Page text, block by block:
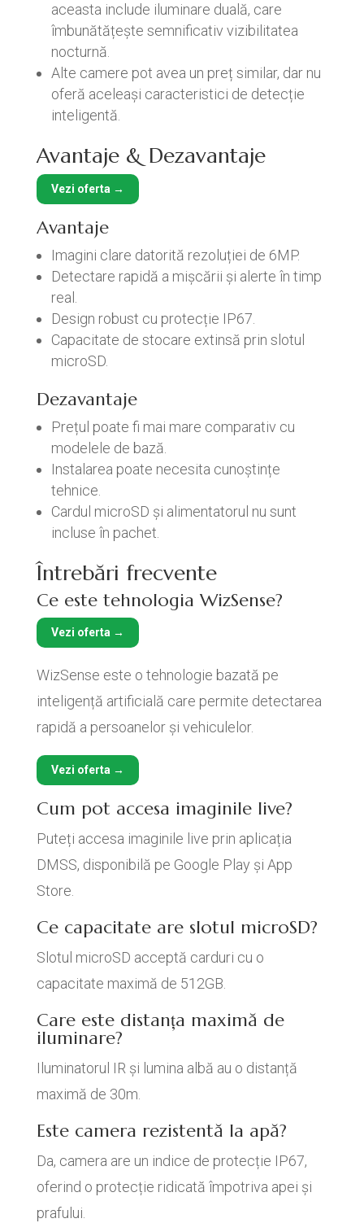
aceasta include iluminare duală, care
îmbunătățește semnificativ vizibilitatea
nocturnă.
Alte camere pot avea un preț similar, dar nu
oferă aceleași caracteristici de detecție
inteligentă.
Avantaje & Dezavantaje
Vezi oferta →
Avantaje
Imagini clare datorită rezoluției de 6MP.
Detectare rapidă a mișcării și alerte în timp
real.
Design robust cu protecție IP67.
Capacitate de stocare extinsă prin slotul
microSD.
Dezavantaje
Prețul poate fi mai mare comparativ cu
modelele de bază.
Instalarea poate necesita cunoștințe
tehnice.
Cardul microSD și alimentatorul nu sunt
incluse în pachet.
Întrebări frecvente
Ce este tehnologia WizSense?
Vezi oferta →
WizSense este o tehnologie bazată pe
inteligență artificială care permite detectarea
rapidă a persoanelor și vehiculelor.
Vezi oferta →
Cum pot accesa imaginile live?
Puteți accesa imaginile live prin aplicația
DMSS, disponibilă pe Google Play și App
Store.
Ce capacitate are slotul microSD?
Slotul microSD acceptă carduri cu o
capacitate maximă de 512GB.
Care este distanța maximă de
iluminare?
Iluminatorul IR și lumina albă au o distanță
maximă de 30m.
Este camera rezistentă la apă?
Da, camera are un indice de protecție IP67,
oferind o protecție ridicată împotriva apei și
prafului.